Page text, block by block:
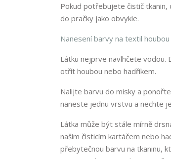
Pokud potřebujete čistič tkanin,
do pračky jako obvykle.
Nanesení barvy na textil
Látku nejprve navlhčete
otřít houbou nebo hadříkem.
Nalijte barvu do misky a
naneste jednu vrstvu a nechte
Látka může být stále mírně
naším čisticím kartáčem nebo
přebytečnou barvu na tkaninu,